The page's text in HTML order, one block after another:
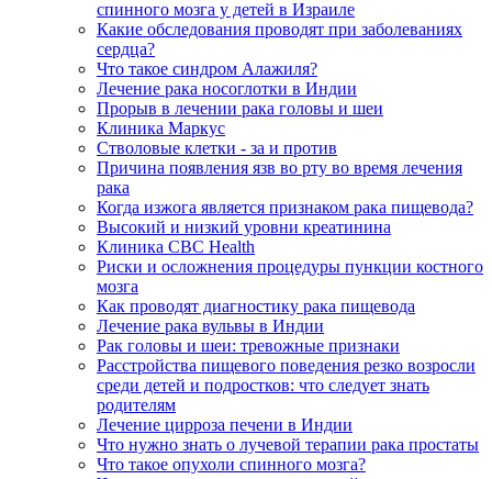
спинного мозга у детей в Израиле
Какие обследования проводят при заболеваниях
сердца?
Что такое синдром Алажиля?
Лечение рака носоглотки в Индии
Прорыв в лечении рака головы и шеи
Клиника Маркус
Стволовые клетки - за и против
Причина появления язв во рту во время лечения
рака
Когда изжога является признаком рака пищевода?
Высокий и низкий уровни креатинина
Клиника CBC Health
Риски и осложнения процедуры пункции костного
мозга
Как проводят диагностику рака пищевода
Лечение рака вульвы в Индии
Рак головы и шеи: тревожные признаки
Расстройства пищевого поведения резко возросли
среди детей и подростков: что следует знать
родителям
Лечение цирроза печени в Индии
Что нужно знать о лучевой терапии рака простаты
Что такое опухоли спинного мозга?